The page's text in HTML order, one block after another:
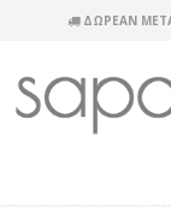
ΔΩΡΕΑΝ